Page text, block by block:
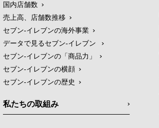
国内店舗数
売上高、店舗数推移
セブン‐イレブンの海外事業
データで見るセブン‐イレブン
セブン‐イレブンの「商品力」
セブン-イレブンの横顔
セブン-イレブンの歴史
私たちの取組み